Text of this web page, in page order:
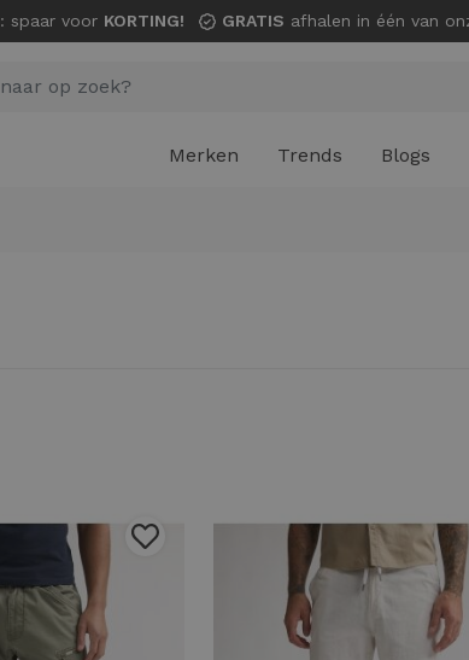
: spaar voor KORTING! GRATIS afhalen in één van onze
Merken Trends Blogs